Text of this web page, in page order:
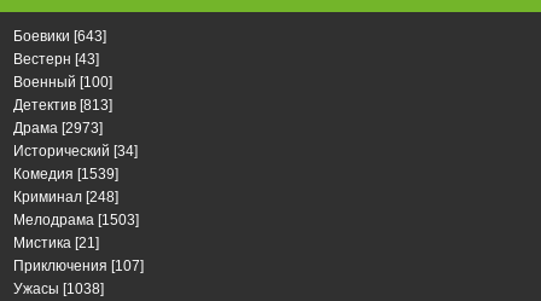
Боевики [643]
Вестерн [43]
Военный [100]
Детектив [813]
Драма [2973]
Исторический [34]
Комедия [1539]
Криминал [248]
Мелодрама [1503]
Мистика [21]
Приключения [107]
Ужасы [1038]